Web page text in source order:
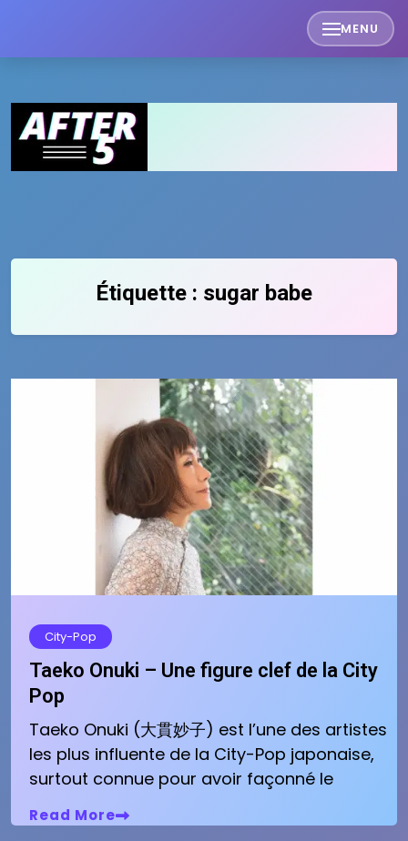
content
MENU
Étiquette : sugar babe
City-Pop
Taeko Onuki – Une figure clef de la City
Pop
Taeko Onuki (大貫妙子) est l’une des artistes
les plus influente de la City-Pop japonaise,
surtout connue pour avoir façonné le
Read More